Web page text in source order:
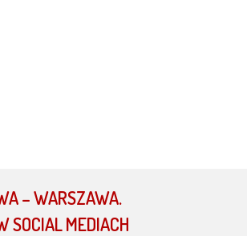
– WARSZAWA.
SOCIAL MEDIACH